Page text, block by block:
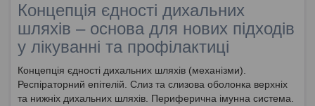
Концепція єдності дихальних
шляхів – основа для нових підходів
у лікуванні та профілактиці
Концепція єдності дихальних шляхів (механізми).
Респіраторний епітелій. Слиз та слизова оболонка верхніх
та нижніх дихальних шляхів. Периферична імунна система.